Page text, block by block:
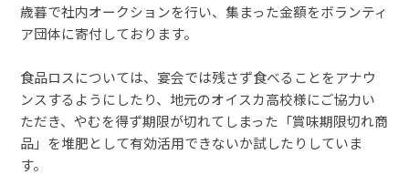
歳暮で社内オークションを行い、集まった金額をボランティ
ア団体に寄付しております。
食品ロスについては、宴会では残さず食べることをアナウ
ンスするようにしたり、地元のオイスカ高校様にご協力い
ただき、やむを得ず期限が切れてしまった「賞味期限切れ商
品」を堆肥として有効活用できないか試したりしていま
す。